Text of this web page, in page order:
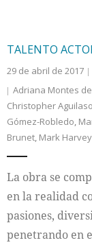
Nacional
Cultura
TALENTO
29 de abril de 2017
Adriana Montes
Christopher
Gómez-Robledo,
Brunet, Mark
La obra se
en la realidad
pasiones,
penetrando en